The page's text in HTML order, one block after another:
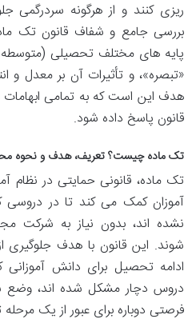
ریزی کنند و از هرگونه سردرگمی
بررسی جامع و شفاف قانون تک
پایه های مختلف تحصیلی (متوسطه
«تبصره»، و تأثیرات آن بر معدل و
هدف این است که به تمامی
قانون پاسخ داده شود.
تک ماده چیست؟ تعریف، هدف و نحوه
تک ماده، قانونی حمایتی در نظام
آموزان کمک می کند تا در
نشده اند، بدون نیاز به شرکت
شوند. این قانون با هدف
ادامه تحصیل برای دانش
دروس دچار مشکل شده اند، وضع
فرصتی دوباره برای عبور از یک